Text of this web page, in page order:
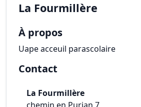
La Fourmillère
À propos
Uape acceuil parascolaire
Contact
La Fourmillère